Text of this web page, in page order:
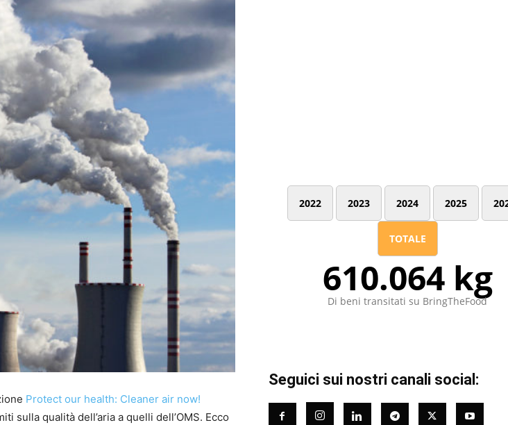
Protect our health: Cleaner air now!
sulla qualità dell’aria a quelli dell’OMS. Ecco
2022 2023 2024 2025
TOTALE
610.064 kg
Di beni transitati su BringTheFood
Seguici sui nostri canali social: